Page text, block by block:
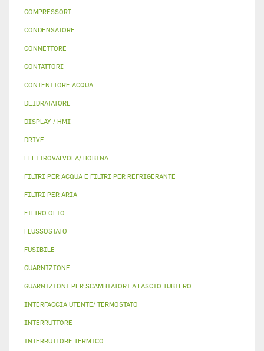
COMPRESSORI
CONDENSATORE
CONNETTORE
CONTATTORI
CONTENITORE ACQUA
DEIDRATATORE
DISPLAY / HMI
DRIVE
ELETTROVALVOLA/ BOBINA
FILTRI PER ACQUA E FILTRI PER REFRIGERANTE
FILTRI PER ARIA
FILTRO OLIO
FLUSSOSTATO
FUSIBILE
GUARNIZIONE
GUARNIZIONI PER SCAMBIATORI A FASCIO TUBIERO
INTERFACCIA UTENTE/ TERMOSTATO
INTERRUTTORE
INTERRUTTORE TERMICO